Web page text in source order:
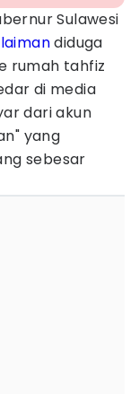
Sulawesi
diduga
rumah tahfiz
di media
dari akun
yang
sebesar